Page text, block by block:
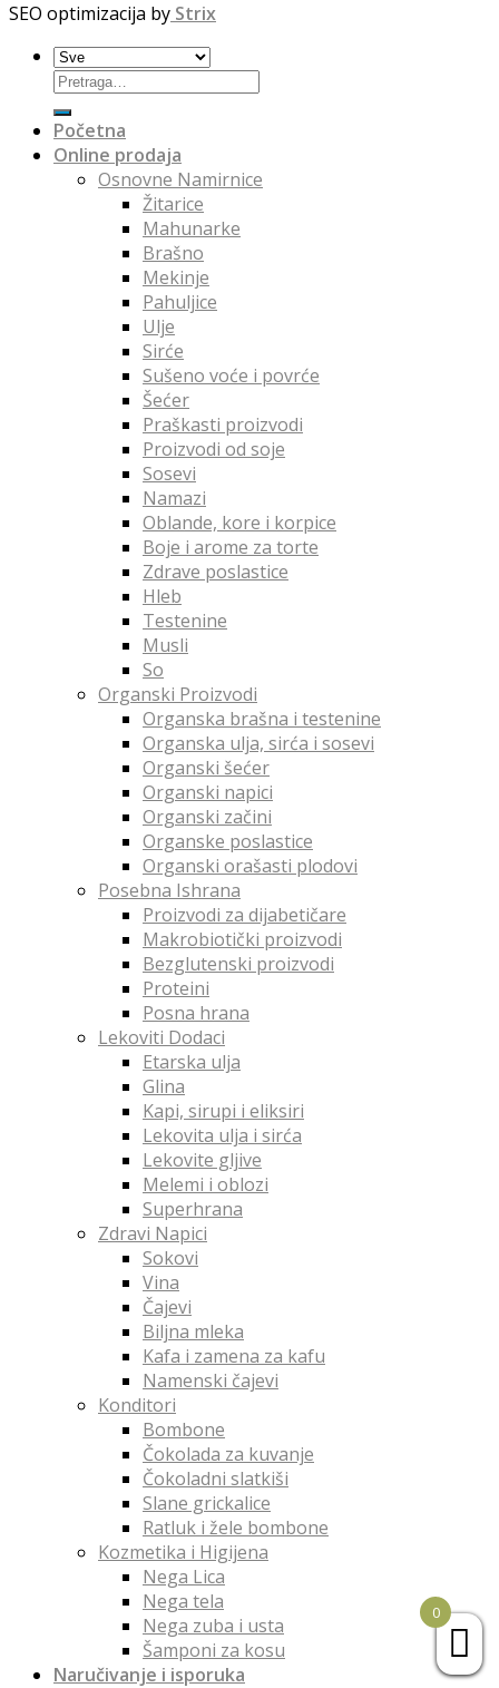
SEO optimizacija by Strix
Početna
Online prodaja
Osnovne Namirnice
Žitarice
Mahunarke
Brašno
Mekinje
Pahuljice
Ulje
Sirće
Sušeno voće i povrće
Šećer
Praškasti proizvodi
Proizvodi od soje
Sosevi
Namazi
Oblande, kore i korpice
Boje i arome za torte
Zdrave poslastice
Hleb
Testenine
Musli
So
Organski Proizvodi
Organska brašna i testenine
Organska ulja, sirća i sosevi
Organski šećer
Organski napici
Organski začini
Organske poslastice
Organski orašasti plodovi
Posebna Ishrana
Proizvodi za dijabetičare
Makrobiotički proizvodi
Bezglutenski proizvodi
Proteini
Posna hrana
Lekoviti Dodaci
Etarska ulja
Glina
Kapi, sirupi i eliksiri
Lekovita ulja i sirća
Lekovite gljive
Melemi i oblozi
Superhrana
Zdravi Napici
Sokovi
Vina
Čajevi
Biljna mleka
Kafa i zamena za kafu
Namenski čajevi
Konditori
Bombone
Čokolada za kuvanje
Čokoladni slatkiši
Slane grickalice
Ratluk i žele bombone
Kozmetika i Higijena
Nega Lica
Nega tela
Nega zuba i usta
Šamponi za kosu
Naručivanje i isporuka
0